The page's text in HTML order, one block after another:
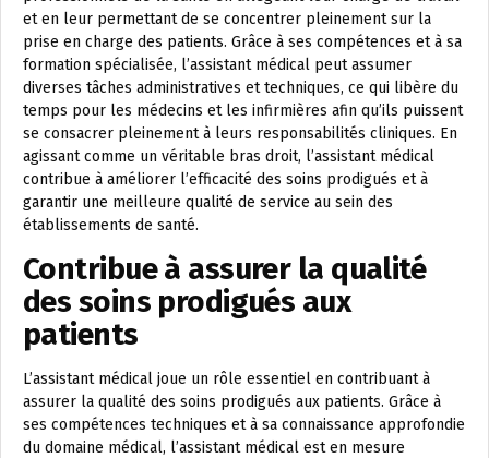
et en leur permettant de se concentrer pleinement sur la
prise en charge des patients. Grâce à ses compétences et à sa
formation spécialisée, l’assistant médical peut assumer
diverses tâches administratives et techniques, ce qui libère du
temps pour les médecins et les infirmières afin qu’ils puissent
se consacrer pleinement à leurs responsabilités cliniques. En
agissant comme un véritable bras droit, l’assistant médical
contribue à améliorer l’efficacité des soins prodigués et à
garantir une meilleure qualité de service au sein des
établissements de santé.
Contribue à assurer la qualité
des soins prodigués aux
patients
L’assistant médical joue un rôle essentiel en contribuant à
assurer la qualité des soins prodigués aux patients. Grâce à
ses compétences techniques et à sa connaissance approfondie
du domaine médical, l’assistant médical est en mesure